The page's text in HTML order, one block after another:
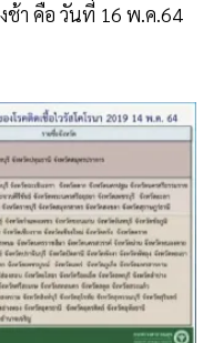
ช้า คือ วันที่ 16 พ.ค.64